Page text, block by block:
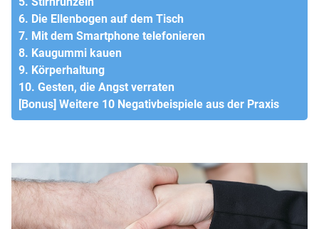
6. Die Ellenbogen auf dem Tisch
7. Mit dem Smartphone telefonieren
8. Kaugummi kauen
9. Körperhaltung
10. Gesten, die Angst verraten
[Bonus] Weitere 10 Negativbeispiele aus der Praxis